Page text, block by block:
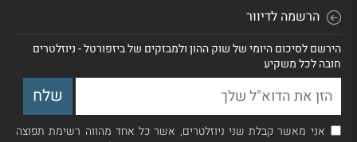
הרשמה לדיוור
הירשם לסיכום היומי של שוק ההון ולמבזקים של ביזפורטל - ניוזלטרים
חובה לכל משקיע
אני מאשר קבלת שני ניוזלטרים, אשר כל אחד מהווה רשימת תפוצה